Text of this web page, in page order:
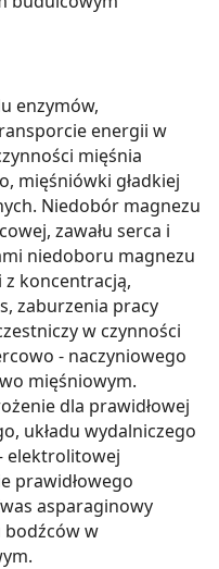
enzymów,
energii w
mięśnia
mięśniówki gładkiej
Niedobór magnezu
zawału serca i
niedoboru magnezu
koncentracją,
zaburzenia pracy
w czynności
- naczyniowego
mięśniowym.
dla prawidłowej
układu wydalniczego
elektrolitowej
prawidłowego
asparaginowy
bodźców w